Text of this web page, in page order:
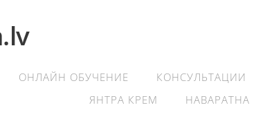
ОНЛАЙН ОБУЧЕНИЕ КОНСУЛЬТАЦИИ
ЯНТРА КРЕМ
НАВАРАТНА